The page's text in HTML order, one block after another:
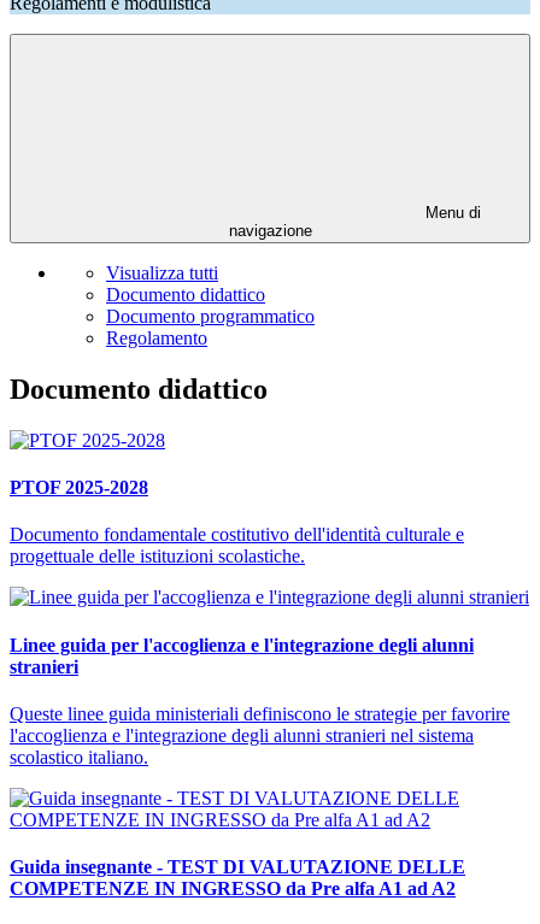
Menu di
navigazione
Visualizza tutti
Documento didattico
Documento programmatico
Regolamento
Documento didattico
PTOF 2025-2028
Documento fondamentale costitutivo dell'identità culturale e
progettuale delle istituzioni scolastiche.
Linee guida per l'accoglienza e l'integrazione degli alunni
stranieri
Queste linee guida ministeriali definiscono le strategie per favorire
l'accoglienza e l'integrazione degli alunni stranieri nel sistema
scolastico italiano.
Guida insegnante - TEST DI VALUTAZIONE DELLE
COMPETENZE IN INGRESSO da Pre alfa A1 ad A2